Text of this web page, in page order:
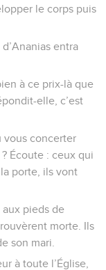
le corps puis
entra
à ce prix-là que
elle, c’est
vous concerter
Écoute : ceux qui
porte, ils vont
pieds de
morte. Ils
son mari.
à toute l’Église,